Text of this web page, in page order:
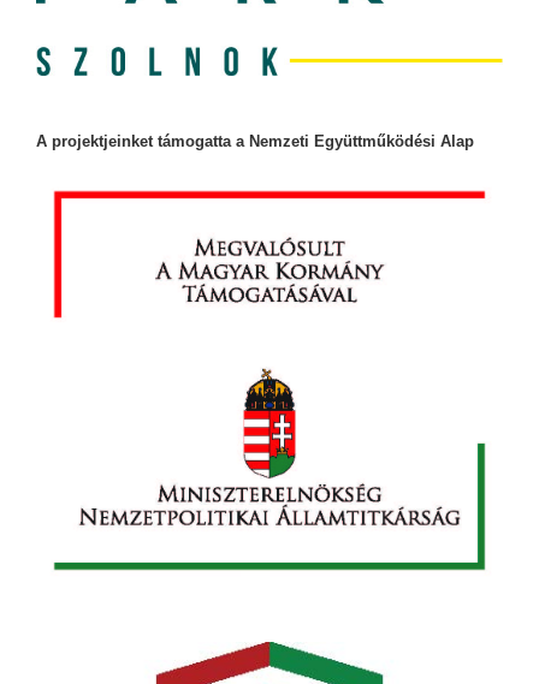
A projektjeinket támogatta a Nemzeti Együttműködési Alap